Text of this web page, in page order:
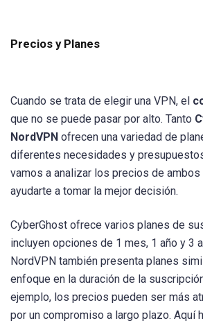
Precios y Planes
Cuando se trata de elegir una VPN, el
que no se puede pasar por alto. Tanto
NordVPN ofrecen una variedad de
diferentes necesidades y
vamos a analizar los precios de
ayudarte a tomar la mejor decisión.
CyberGhost ofrece varios planes de
incluyen opciones de 1 mes, 1 año y 3
NordVPN también presenta planes
enfoque en la duración de la
ejemplo, los precios pueden ser más
por un compromiso a largo plazo. Aquí